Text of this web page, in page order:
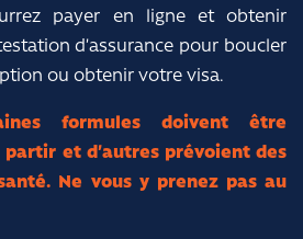
payer en ligne et obtenir
d’assurance pour boucler
ou obtenir votre visa.
formules doivent être
partir et d’autres prévoient des
Ne vous y prenez pas au